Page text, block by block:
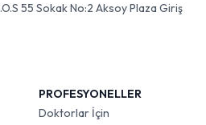
55 Sokak No:2 Aksoy Plaza Giriş
PROFESYONELLER
Doktorlar İçin